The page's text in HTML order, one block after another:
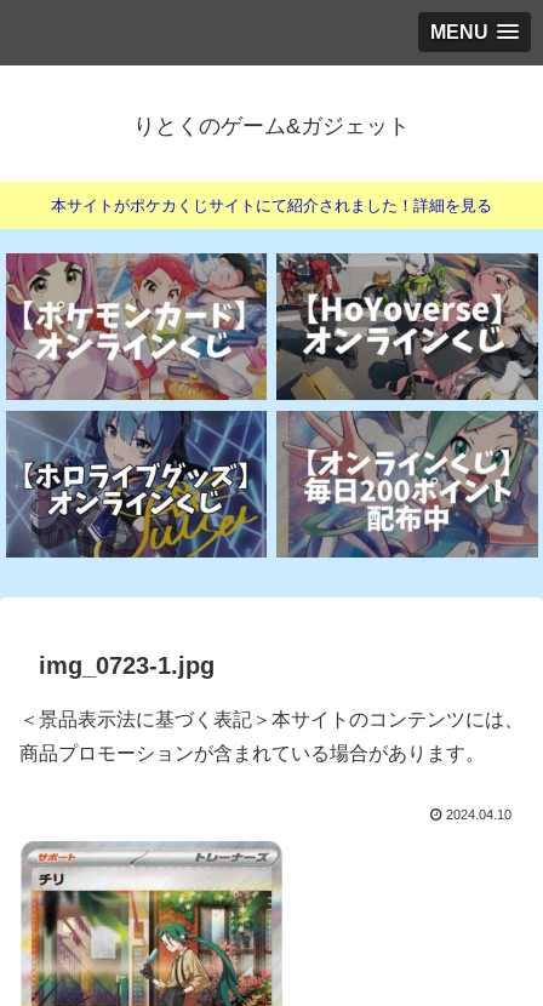
MENU
りとくのゲーム&ガジェット
本サイトがポケカくじサイトにて紹介されました！詳細を見る
img_0723-1.jpg
＜景品表示法に基づく表記＞本サイトのコンテンツには、
商品プロモーションが含まれている場合があります。
2024.04.10